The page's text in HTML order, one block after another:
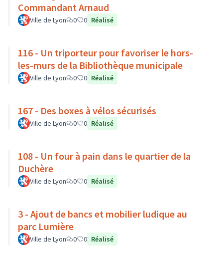
Commandant Arnaud
Ville de Lyon 0 0 Réalisé
116 - Un triporteur pour favoriser le hors-
les-murs de la Bibliothèque municipale
Ville de Lyon 0 0 Réalisé
167 - Des boxes à vélos sécurisés
Ville de Lyon 0 0 Réalisé
108 - Un four à pain dans le quartier de la
Duchère
Ville de Lyon 0 0 Réalisé
3 - Ajout de bancs et mobilier ludique au
parc Lumière
Ville de Lyon 0 0 Réalisé